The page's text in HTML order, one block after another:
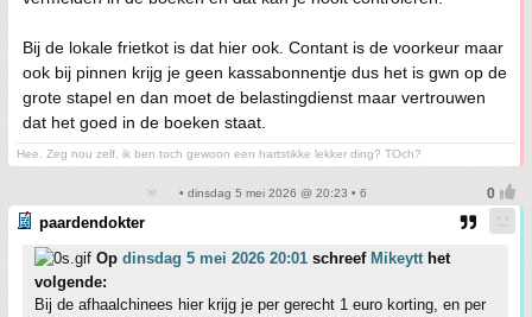
Bij de lokale frietkot is dat hier ook. Contant is de voorkeur maar
ook bij pinnen krijg je geen kassabonnentje dus het is gwn op de
grote stapel en dan moet de belastingdienst maar vertrouwen
dat het goed in de boeken staat.
Hee. Zeg nou zelf, ik ben toch gewoon een hartstikke lekker ding? TOch?
• dinsdag 5 mei 2026 @ 20:23 • 6
paardendokter
Op dinsdag 5 mei 2026 20:01 schreef Mikeytthet
volgende:
Bij de afhaalchinees hier krijg je per gerecht 1 euro korting, en per